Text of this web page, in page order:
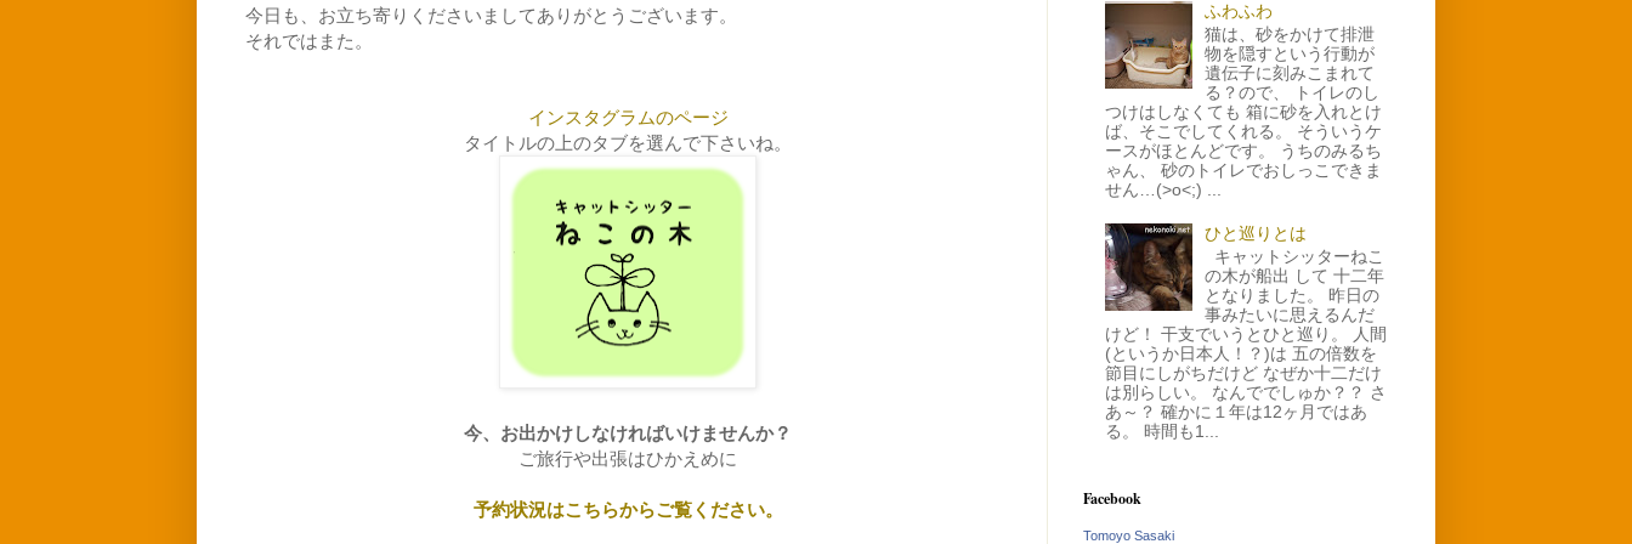
今日も、お立ち寄りくださいましてありがとうございます。
それではまた。
インスタグラムのページ
タイトルの上のタブを選んで下さいね。
今、お出かけしなければいけませんか？
ご旅行や出張はひかえめに
予約状況はこちらからご覧ください。
ふわふわ
猫は、砂をかけて排泄
物を隠すという行動が
遺伝子に刻みこまれて
る？ので、 トイレのし
つけはしなくても 箱に砂を入れとけ
ば、そこでしてくれる。 そういうケ
ースがほとんどです。 うちのみるち
ゃん、 砂のトイレでおしっこできま
せん…(>o<;) ...
ひと巡りとは
キャットシッターねこ
の木が船出 して 十二年
となりました。 昨日の
事みたいに思えるんだ
けど！ 干支でいうとひと巡り。 人間
(というか日本人！？)は 五の倍数を
節目にしがちだけど なぜか十二だけ
は別らしい。 なんででしゅか？？ さ
あ～？ 確かに１年は12ヶ月ではあ
る。 時間も1...
Facebook
Tomoyo Sasaki